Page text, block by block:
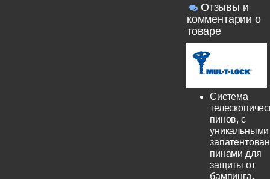
Отзывы и
комментарии о
товаре
Система
пинов, с
уникальными
пинами для
защиты от
бампинга.